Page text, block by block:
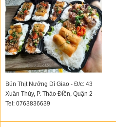
Bún Thịt Nướng Dì Giao - Đ/c: 43
Xuân Thủy, P. Thảo Điền, Quận 2 -
Tel: 0763836639